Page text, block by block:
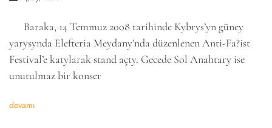
Baraka, 14 Temmuz 2008 tarihinde Kybrys’yn güney
yarysynda Elefteria Meydany’nda düzenlenen Anti-Fa?ist
Festival’e katylarak stand açty. Gecede Sol Anahtary ise
unutulmaz bir konser
devamı